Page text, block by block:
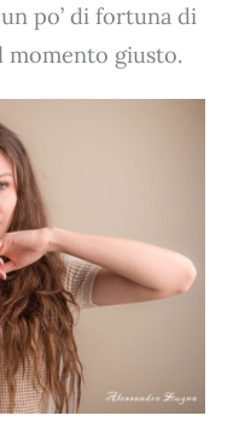
po’ di fortuna di
momento giusto.